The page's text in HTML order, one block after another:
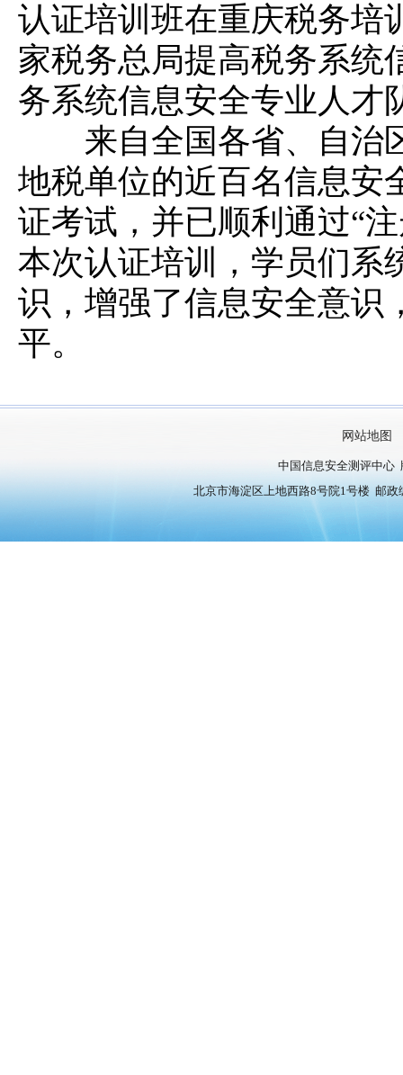
认证培训班在重庆税务培
家税务总局提高税务系统
务系统信息安全专业人才
来自全国各省、自治
地税单位的近百名信息安
证考试，并已顺利通过“
本次认证培训，学员们系
识，增强了信息安全意识
平。
网站地图
中国信息安全测评中心
北京市海淀区上地西路8号院1号楼 邮